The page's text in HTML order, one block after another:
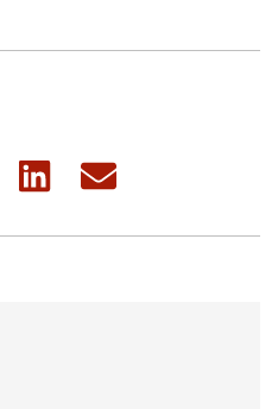
Share
Share